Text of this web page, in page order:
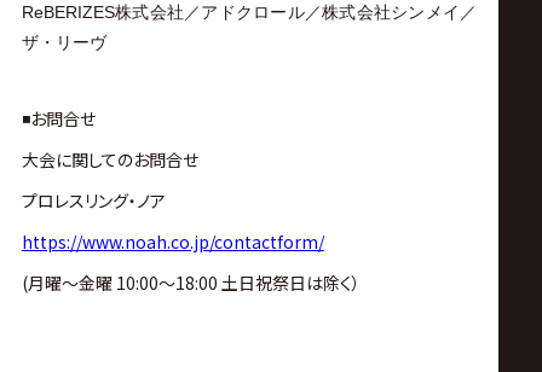
ReBERIZES株式会社／アドクロール／株式会社シンメイ／
ザ・リーヴ
◾️お問合せ
大会に関してのお問合せ
プロレスリング・ノア
https://www.noah.co.jp/contactform/
(月曜〜金曜 10:00〜18:00 土日祝祭日は除く）